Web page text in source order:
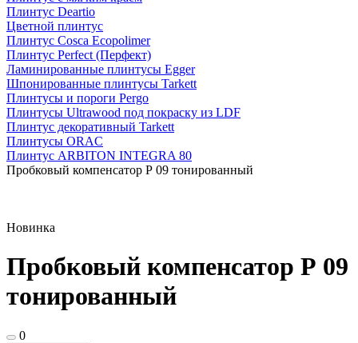
Плинтус Deartio
Цветной плинтус
Плинтус Cosca Ecopolimer
Плинтус Perfect (Перфект)
Ламинированные плинтусы Egger
Шпонированные плинтусы Tarkett
Плинтусы и пороги Pergo
Плинтусы Ultrawood под покраску из LDF
Плинтус декоративный Tarkett
Плинтусы ORAC
Плинтус ARBITON INTEGRA 80
Пробковый компенсатор Р 09 тонированный
Новинка
Пробковый компенсатор Р 09
тонированный
0